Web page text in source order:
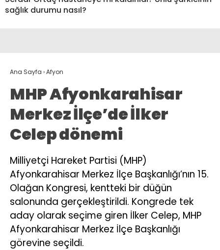
sağlık durumu nasıl?
Ana Sayfa ›Afyon
MHP Afyonkarahisar
Merkez İlçe’de İlker
Celep dönemi
Milliyetçi Hareket Partisi (MHP)
Afyonkarahisar Merkez İlçe Başkanlığı’nın 15.
Olağan Kongresi, kentteki bir düğün
salonunda gerçekleştirildi. Kongrede tek
aday olarak seçime giren İlker Celep, MHP
Afyonkarahisar Merkez İlçe Başkanlığı
görevine seçildi.